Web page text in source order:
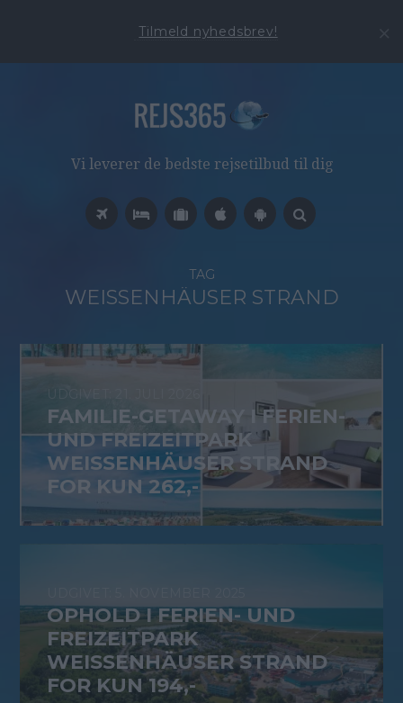
Tilmeld nyhedsbrev!
Vi leverer de bedste rejsetilbud til dig
TAG
WEISSENHÄUSER STRAND
FAMILIE-GETAWAY I FERIEN-
UND FREIZEITPARK
WEISSENHÄUSER STRAND
FOR KUN 262,-
OPHOLD I FERIEN- UND
FREIZEITPARK
WEISSENHÄUSER STRAND
FOR KUN 194,-